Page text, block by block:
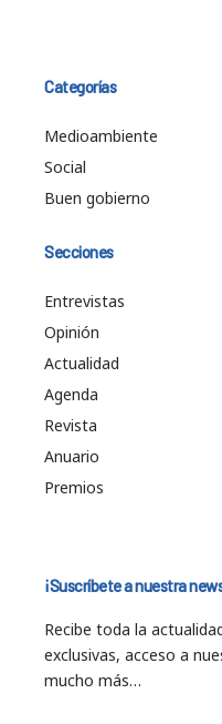
Categorías
Medioambiente
Social
Buen gobierno
Secciones
Entrevistas
Opinión
Actualidad
Agenda
Revista
Anuario
Premios
¡Suscríbete a nuestra
Recibe toda la
exclusivas, acceso a
mucho más…